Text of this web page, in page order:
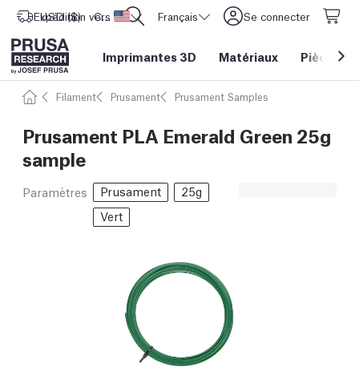
Expédition vers Etats-Unis d'Amérique
USD ($) CORE One L: Maintenant en stock ! Français Se connecter
Imprimantes 3D Matériaux Pièces&
Filament Prusament Prusament Samples
Prusament PLA Emerald Green 25g
sample
Paramètres Prusament
25g
Vert